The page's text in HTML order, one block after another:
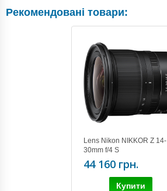
Рекомендовані товари:
Lens Nikon NIKKOR Z 14-
30mm f/4 S
44 160 грн.
Купити